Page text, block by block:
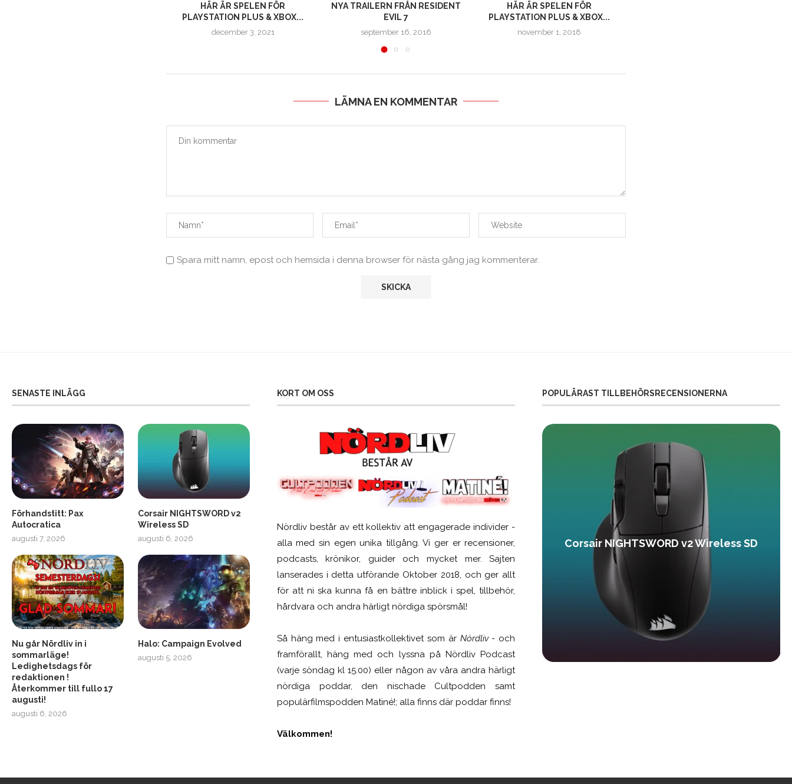
HÄR ÄR SPELEN FÖR
PLAYSTATION PLUS & XBOX...
december 3, 2021
NYA TRAILERN FRÅN RESIDENT
EVIL 7
september 16, 2016
HÄR ÄR SPELEN FÖR
PLAYSTATION PLUS & XBOX...
november 1, 2018
LÄMNA EN KOMMENTAR
Spara mitt namn, epost och hemsida i denna browser för nästa gång jag kommenterar.
SENASTE INLÄGG
Förhandstitt: Pax
Autocratica
augusti 7, 2026
Corsair NIGHTSWORD v2
Wireless SD
augusti 6, 2026
Nu går Nördliv in i
sommarläge!
Ledighetsdags för
redaktionen !
Återkommer till fullo 17
augusti!
augusti 6, 2026
Halo: Campaign Evolved
augusti 5, 2026
KORT OM OSS
Nördliv består av ett kollektiv att engagerade individer -
alla med sin egen unika tillgång. Vi ger er recensioner,
podcasts, krönikor, guider och mycket mer. Sajten
lanserades i detta utförande Oktober 2018, och ger allt
för att ni ska kunna få en bättre inblick i spel, tillbehör,
hårdvara och andra härligt nördiga spörsmål!
Så häng med i entusiastkollektivet som är Nördliv- och
framförallt, häng med och lyssna på Nördliv Podcast
(varje söndag kl 15.00) eller någon av våra andra härligt
nördiga poddar, den nischade Cultpodden samt
populärfilmspodden Matiné!; alla finns där poddar finns!
Välkommen!
POPULÄRAST TILLBEHÖRSRECENSIONERNA
Soundcore Liberty 5 Pro SCUF Gaming Omega Corsair NIGHTSWORD v2 Wireless SD